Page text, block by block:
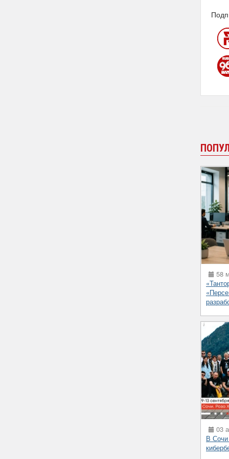
58
03
В Сочи